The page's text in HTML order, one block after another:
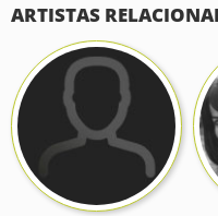
ARTISTAS